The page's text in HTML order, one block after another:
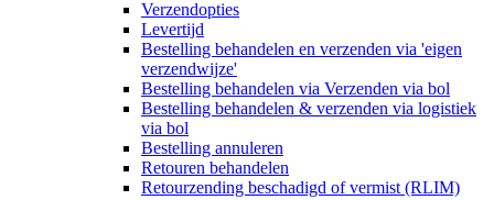
Verzendopties
Levertijd
Bestelling behandelen en verzenden via 'eigen
verzendwijze'
Bestelling behandelen via Verzenden via bol
Bestelling behandelen & verzenden via logistiek
via bol
Bestelling annuleren
Retouren behandelen
Retourzending beschadigd of vermist (RLIM)